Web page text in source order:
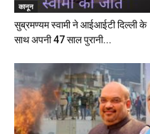
कानून
सुब्रमण्यम स्वामी ने आईआईटी दिल्ली के
साथ अपनी 47 साल पुरानी...